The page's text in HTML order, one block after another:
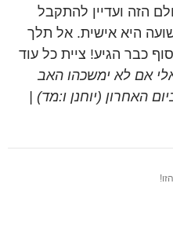
הזה ועדיין להתקבל
היא אישית. אל תלך
כבר הגיע! ציית כל עוד
אלי אם לא ימשכהו האב
האחרון (יוחנן ו:מד) |